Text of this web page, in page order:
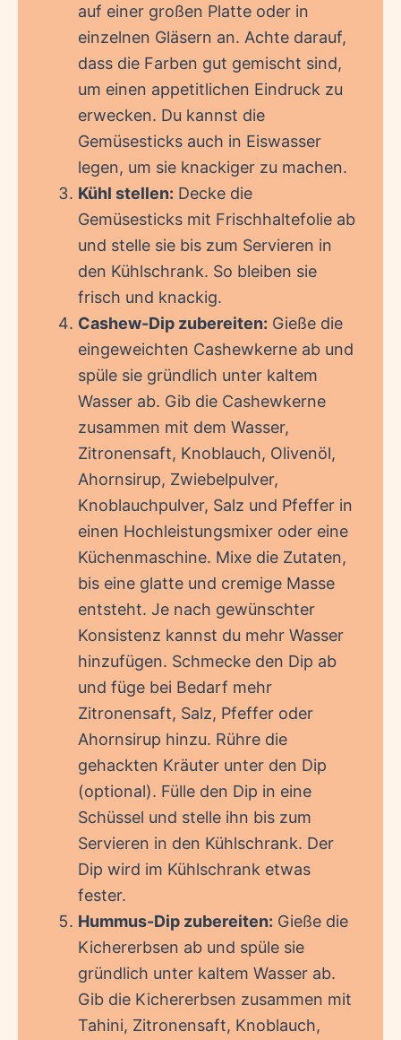
auf einer großen Platte oder in
einzelnen Gläsern an. Achte darauf,
dass die Farben gut gemischt sind,
um einen appetitlichen Eindruck zu
erwecken. Du kannst die
Gemüsesticks auch in Eiswasser
legen, um sie knackiger zu machen.
Kühl stellen: Decke die
Gemüsesticks mit Frischhaltefolie ab
und stelle sie bis zum Servieren in
den Kühlschrank. So bleiben sie
frisch und knackig.
Cashew-Dip zubereiten: Gieße die
eingeweichten Cashewkerne ab und
spüle sie gründlich unter kaltem
Wasser ab. Gib die Cashewkerne
zusammen mit dem Wasser,
Zitronensaft, Knoblauch, Olivenöl,
Ahornsirup, Zwiebelpulver,
Knoblauchpulver, Salz und Pfeffer in
einen Hochleistungsmixer oder eine
Küchenmaschine. Mixe die Zutaten,
bis eine glatte und cremige Masse
entsteht. Je nach gewünschter
Konsistenz kannst du mehr Wasser
hinzufügen. Schmecke den Dip ab
und füge bei Bedarf mehr
Zitronensaft, Salz, Pfeffer oder
Ahornsirup hinzu. Rühre die
gehackten Kräuter unter den Dip
(optional). Fülle den Dip in eine
Schüssel und stelle ihn bis zum
Servieren in den Kühlschrank. Der
Dip wird im Kühlschrank etwas
fester.
Hummus-Dip zubereiten: Gieße die
Kichererbsen ab und spüle sie
gründlich unter kaltem Wasser ab.
Gib die Kichererbsen zusammen mit
Tahini, Zitronensaft, Knoblauch,